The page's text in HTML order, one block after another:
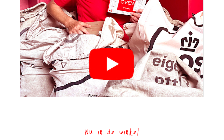
Nu in de winkel